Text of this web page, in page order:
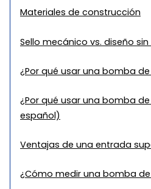
Materiales de construcción
Sello mecánico vs. diseño sin
¿Por qué usar una bomba
¿Por qué usar una bomba
español)
Ventajas de una entrada
¿Cómo medir una bomba